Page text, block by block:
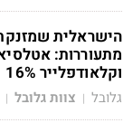
וקלאודפלייר 16%
גלובל | צוות גלובל |